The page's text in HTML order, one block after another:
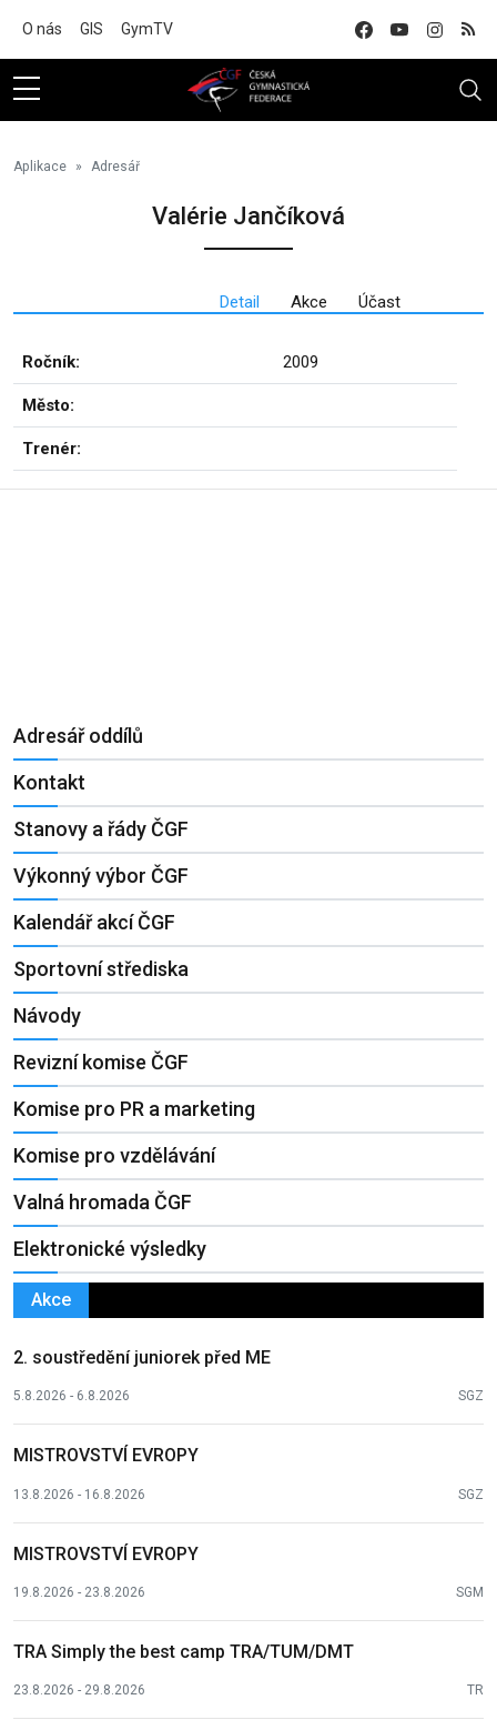
O nás GIS GymTV
Aplikace Adresář
Valérie Jančíková
Detail Akce Účast
Ročník: 2009
Město:
Trenér:
Adresář oddílů
Kontakt
Stanovy a řády ČGF
Výkonný výbor ČGF
Kalendář akcí ČGF
Sportovní střediska
Návody
Revizní komise ČGF
Komise pro PR a marketing
Komise pro vzdělávání
Valná hromada ČGF
Elektronické výsledky
Akce
2. soustředění juniorek před ME
5.8.2026 - 6.8.2026 SGZ
MISTROVSTVÍ EVROPY
13.8.2026 - 16.8.2026 SGZ
MISTROVSTVÍ EVROPY
19.8.2026 - 23.8.2026 SGM
TRA Simply the best camp TRA/TUM/DMT
23.8.2026 - 29.8.2026 TR